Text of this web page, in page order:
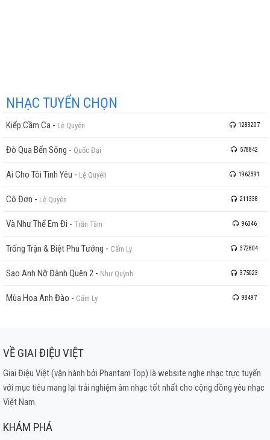
NHẠC TUYỂN CHỌN
Kiếp Cầm Ca - Lệ Quyên 1283207
Đò Qua Bến Sông - Quốc Đại 578842
Ai Cho Tôi Tình Yêu - Lệ Quyên 1962391
Cô Đơn - Lệ Quyên 211338
Và Như Thế Em Đi - Trần Tâm 96346
Trống Trận & Biệt Phu Tướng - Cẩm Ly 372804
Sao Anh Nỡ Đành Quên 2 - Như Quỳnh 375023
Mùa Hoa Anh Đào - Cẩm Ly 98497
VỀ GIAI ĐIỆU VIỆT
Giai Điệu Việt (vận hành bởi Phantam Top) là website nghe nhạc trực tuyến
với mục tiêu mang lại trải nghiệm âm nhạc tốt nhất cho cộng đồng yêu nhạc
Việt Nam.
KHÁM PHÁ